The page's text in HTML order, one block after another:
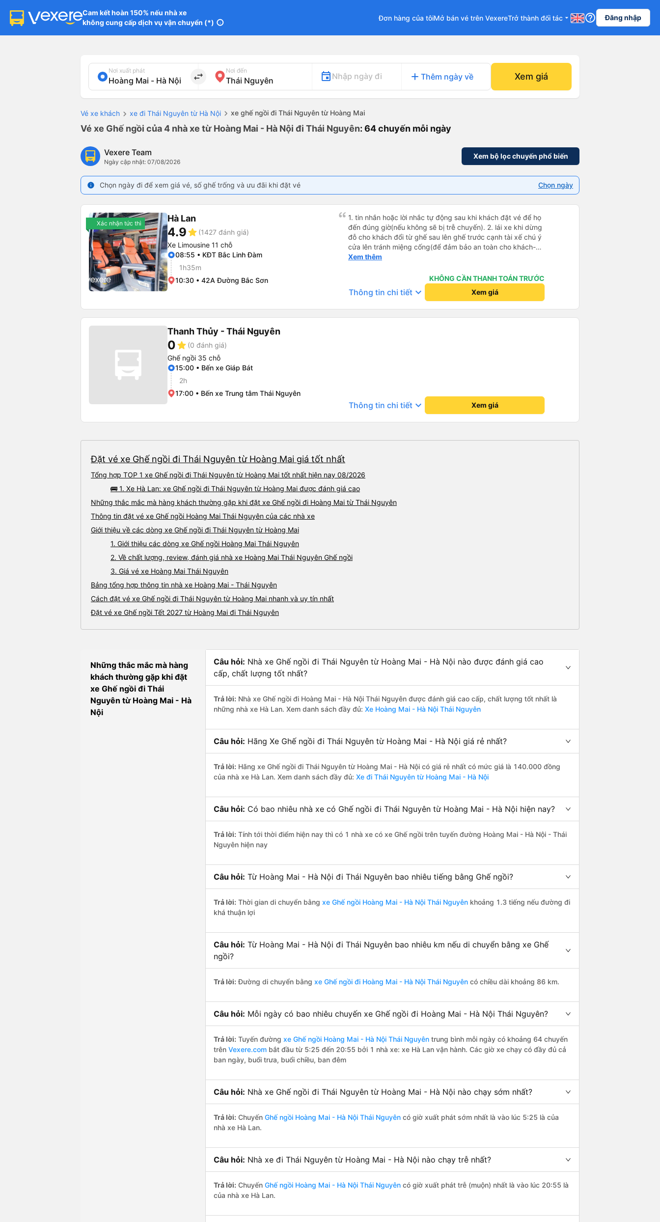
Cam kết hoàn 150% nếu nhà xe
không cung cấp dịch vụ vận chuyển (*) info
Đơn hàng của tôiMở bán vé trên VexereTrở thành đối tác arrow_drop_down help_outline Đăng nhập
Nơi xuất phát
import_export
Nơi đến
Nhập ngày đi add Thêm ngày về Xem giá
Vé xe khách xe đi Thái Nguyên từ Hà Nội xe ghế ngồi đi Thái Nguyên từ Hoàng Mai
Vé xe Ghế ngồi của 4 nhà xe từ Hoàng Mai - Hà Nội đi Thái Nguyên: 64 chuyến mỗi ngày
Vexere Team
Ngày cập nhật: 07/08/2026
Xem bộ lọc chuyến phổ biến
info Chọn ngày đi để xem giá vé, số ghế trống và ưu đãi khi đặt vé Chọn ngày
Xác nhận tức thì Hà Lan
4.9star (1427 đánh giá)
Xe Limousine 11 chỗ
08:55 • KĐT Bắc Linh Đàm
1h35m
10:30 • 42A Đường Bắc Sơn
1. tin nhắn hoặc lời nhắc tự động sau khi khách đặt vé để họ
đến đúng giờ(nếu không sẽ bị trễ chuyến). 2. lái xe khi dừng
đỗ cho khách đổi từ ghế sau lên ghế trước cạnh tài xế chú ý
cửa lên tránh miệng cống(để đảm bảo an toàn cho khách-
tại HN: miệng cống bằng sắt chữ nhật dạng ô lưới, cửa
Bác tài đã cố gắng để về đến Tng kịp 20h, để khách nối
chuyến Xe 11 chỗ nên thoáng đãng.
Xem thêm
KHÔNG CẦN THANH TOÁN TRƯỚC
Thông tin chi tiết keyboard_arrow_down Xem giá
Thanh Thủy - Thái Nguyên
0star (0 đánh giá)
Ghế ngồi 35 chỗ
15:00 • Bến xe Giáp Bát
2h
17:00 • Bến xe Trung tâm Thái Nguyên
Thông tin chi tiết keyboard_arrow_down Xem giá
Đặt vé xe Ghế ngồi đi Thái Nguyên từ Hoàng Mai giá tốt nhất
Tổng hợp TOP 1 xe Ghế ngồi đi Thái Nguyên từ Hoàng Mai tốt nhất hiện nay 08/2026
🚌 1. Xe Hà Lan: xe Ghế ngồi đi Thái Nguyên từ Hoàng Mai được đánh giá cao
Những thắc mắc mà hàng khách thường gặp khi đặt xe Ghế ngồi đi Hoàng Mai từ Thái Nguyên
Thông tin đặt vé xe Ghế ngồi Hoàng Mai Thái Nguyên của các nhà xe
Giới thiệu về các dòng xe Ghế ngồi đi Thái Nguyên từ Hoàng Mai
1. Giới thiệu các dòng xe Ghế ngồi Hoàng Mai Thái Nguyên
2. Về chất lượng, review, đánh giá nhà xe Hoàng Mai Thái Nguyên Ghế ngồi
3. Giá vé xe Hoàng Mai Thái Nguyên
Bảng tổng hợp thông tin nhà xe Hoàng Mai - Thái Nguyên
Cách đặt vé xe Ghế ngồi đi Thái Nguyên từ Hoàng Mai nhanh và uy tín nhất
Đặt vé xe Ghế ngồi Tết 2027 từ Hoàng Mai đi Thái Nguyên
Những thắc mắc mà hàng
khách thường gặp khi đặt
xe Ghế ngồi đi Thái
Nguyên từ Hoàng Mai - Hà
Nội
Câu hỏi: Nhà xe Ghế ngồi đi Thái Nguyên từ Hoàng Mai - Hà Nội nào được đánh giá cao
cấp, chất lượng tốt nhất?
Trả lời: Nhà xe Ghế ngồi đi Hoàng Mai - Hà Nội Thái Nguyên được đánh giá cao cấp, chất lượng tốt nhất là
những nhà xe Hà Lan. Xem danh sách đầy đủ: Xe Hoàng Mai - Hà Nội Thái Nguyên
Câu hỏi: Hãng Xe Ghế ngồi đi Thái Nguyên từ Hoàng Mai - Hà Nội giá rẻ nhất?
Trả lời: Hãng xe Ghế ngồi đi Thái Nguyên từ Hoàng Mai - Hà Nội có giá rẻ nhất có mức giá là 140.000 đồng
của nhà xe Hà Lan. Xem danh sách đầy đủ: Xe đi Thái Nguyên từ Hoàng Mai - Hà Nội
Câu hỏi: Có bao nhiêu nhà xe có Ghế ngồi đi Thái Nguyên từ Hoàng Mai - Hà Nội hiện nay?
Trả lời: Tính tới thời điểm hiện nay thì có 1 nhà xe có xe Ghế ngồi trên tuyến đường Hoàng Mai - Hà Nội - Thái
Nguyên hiện nay
Câu hỏi: Từ Hoàng Mai - Hà Nội đi Thái Nguyên bao nhiêu tiếng bằng Ghế ngồi?
Trả lời: Thời gian di chuyển bằng xe Ghế ngồi Hoàng Mai - Hà Nội Thái Nguyên khoảng 1.3 tiếng nếu đường đi
khá thuận lợi
Câu hỏi: Từ Hoàng Mai - Hà Nội đi Thái Nguyên bao nhiêu km nếu di chuyển bằng xe Ghế
ngồi?
Trả lời:Đường di chuyển bằng xe Ghế ngồi đi Hoàng Mai - Hà Nội Thái Nguyên có chiều dài khoảng 86 km.
Câu hỏi: Mỗi ngày có bao nhiêu chuyến xe Ghế ngồi đi Hoàng Mai - Hà Nội Thái Nguyên?
Trả lời: Tuyến đường xe Ghế ngồi Hoàng Mai - Hà Nội Thái Nguyên trung bình mỗi ngày có khoảng 64 chuyến
trên Vexere.com bắt đầu từ 5:25 đến 20:55 bởi 1 nhà xe: xe Hà Lan vận hành. Các giờ xe chạy có đầy đủ cả
ban ngày, buổi trưa, buổi chiều, ban đêm
Câu hỏi: Nhà xe Ghế ngồi đi Thái Nguyên từ Hoàng Mai - Hà Nội nào chạy sớm nhất?
Trả lời: Chuyến Ghế ngồi Hoàng Mai - Hà Nội Thái Nguyên có giờ xuất phát sớm nhất là vào lúc 5:25 là của
nhà xe Hà Lan.
Câu hỏi: Nhà xe đi Thái Nguyên từ Hoàng Mai - Hà Nội nào chạy trễ nhất?
Trả lời: Chuyến Ghế ngồi Hoàng Mai - Hà Nội Thái Nguyên có giờ xuất phát trễ (muộn) nhất là vào lúc 20:55 là
của nhà xe Hà Lan.